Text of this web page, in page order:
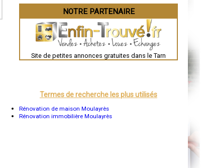
Besançon
Évreux
Chartres
Nîmes
Auch
Dole
Mont-de-Marsan
NOTRE PARTENAIRE
Site de petites annonces gratuites dans le Tarn
Termes de recherche les plus utilisés
Rénovation de maison Moulayrès
Rénovation immobilière Moulayrès